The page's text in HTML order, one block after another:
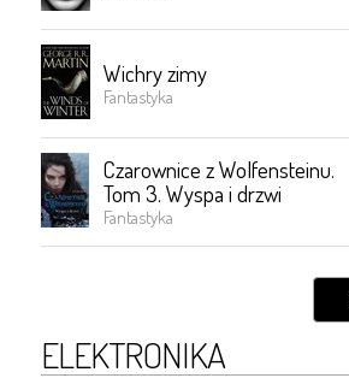
Wichry zimy
Fantastyka
Czarownice z Wolfensteinu.
Tom 3. Wyspa i drzwi
Fantastyka
ELEKTRONIKA